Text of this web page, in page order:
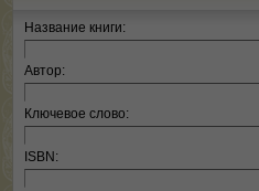
Название книги:
Автор:
Ключевое слово:
ISBN: